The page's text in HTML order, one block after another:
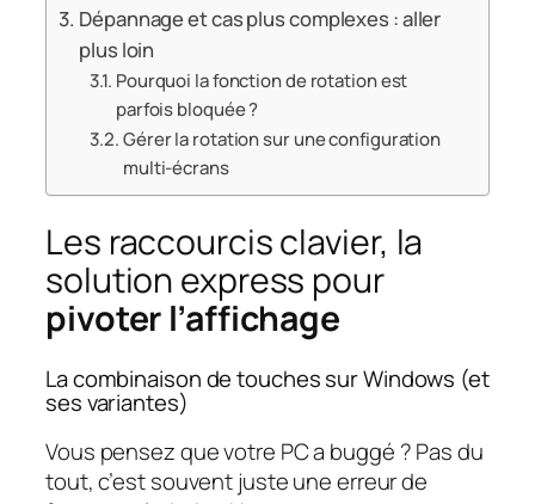
Dépannage et cas plus complexes : aller
plus loin
Pourquoi la fonction de rotation est
parfois bloquée ?
Gérer la rotation sur une configuration
multi-écrans
Les raccourcis clavier, la
solution express pour
pivoter l’affichage
La combinaison de touches sur Windows (et
ses variantes)
Vous pensez que votre PC a buggé ? Pas du
tout, c’est souvent juste une erreur de